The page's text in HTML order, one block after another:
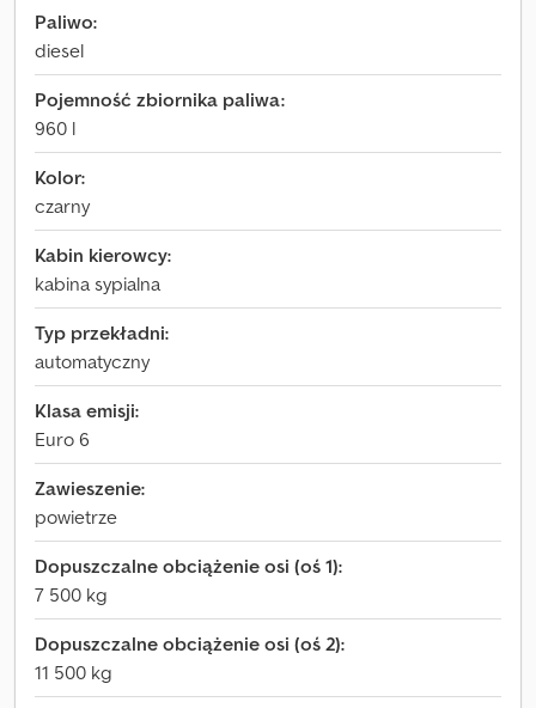
Paliwo:
diesel
Pojemność zbiornika paliwa:
960 l
Kolor:
czarny
Kabin kierowcy:
kabina sypialna
Typ przekładni:
automatyczny
Klasa emisji:
Euro 6
Zawieszenie:
powietrze
Dopuszczalne obciążenie osi (oś 1):
7 500 kg
Dopuszczalne obciążenie osi (oś 2):
11 500 kg